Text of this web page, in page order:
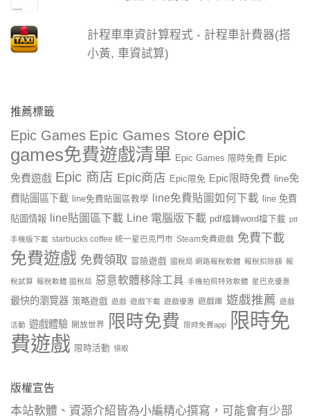
計程車車資計算程式 - 計程車計費器(搭
小黃, 車資試算)
推薦標籤
Epic Games Epic Games Store epic
games免費遊戲清單 Epic Games 限時免費 Epic
免費遊戲 Epic 商店 Epic商店 Epic限免 Epic限時免費 line免
費貼圖區下載
line免費貼圖區教學 line免費貼圖如何下載 line 免費
貼圖情報 line貼圖區下載 Line 電腦版下載 pdf檔轉word檔下載 ptt
手機版下載 starbucks coffee 統一星巴克門市 Steam免費遊戲 免費下載
免費遊戲 免費領取 冒險遊戲 國稅局 網路報稅軟體 報稅扣除額 報
稅試算 報稅軟體 國稅局 惡意軟體移除工具 手機拍照特效軟體 星巴克優惠
最快的瀏覽器 策略遊戲 遊戲 遊戲下載 遊戲優惠 遊戲庫 遊戲推薦 遊戲
活動 遊戲體驗 開放世界 限時免費 限時免費app
限時免
費遊戲 限時活動 領取
版權宣告
本站軟體、資源介紹皆為小編精心撰寫，可能會有少部